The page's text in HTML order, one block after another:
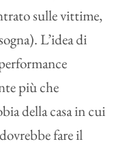
sulle vittime,
L’idea di
più che
della casa in cui
fare il